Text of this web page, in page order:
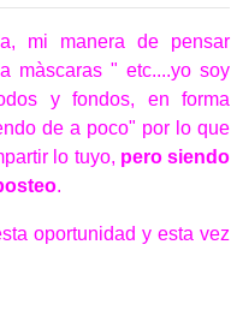
mi manera de pensar
màscaras " etc....yo soy
y fondos, en forma
de a poco" por lo que
lo tuyo, pero siendo
.
oportunidad y esta vez